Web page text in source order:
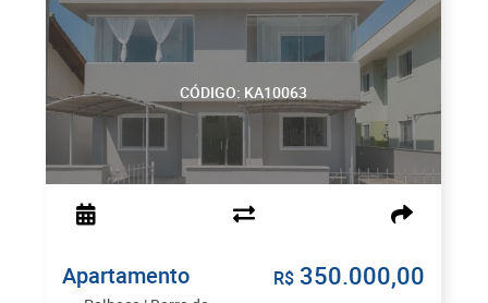
CÓDIGO: KA10063
Apartamento R$ 350.000,00